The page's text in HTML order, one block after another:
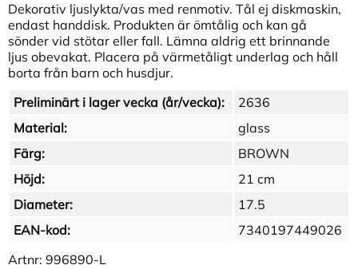
Dekorativ ljuslykta/vas med renmotiv. Tål ej diskmaskin,
endast handdisk. Produkten är ömtålig och kan gå
sönder vid stötar eller fall. Lämna aldrig ett brinnande
ljus obevakat. Placera på värmetåligt underlag och håll
borta från barn och husdjur.
Preliminärt i lager vecka (år/vecka):
2636
Material:
glass
Färg:
BROWN
Höjd:
21 cm
Diameter:
17.5
EAN-kod:
7340197449026
Artnr: 996890-L